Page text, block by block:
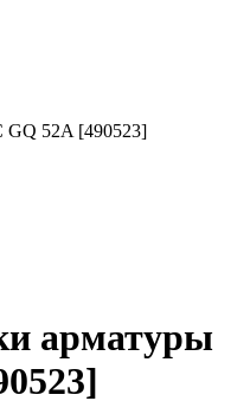
GQ 52A [490523]
арматуры